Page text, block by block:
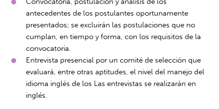
antecedentes de los postulantes oportunamente
presentados; se excluirán las postulaciones que no
cumplan, en tiempo y forma, con los requisitos de la
convocatoria.
Entrevista presencial por un comité de selección que
evaluará, entre otras aptitudes, el nivel del manejo del
idioma inglés de los Las entrevistas se realizarán en
inglés.